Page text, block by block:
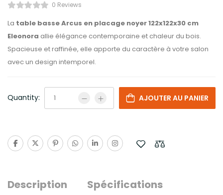
0 Reviews
La table basse Arcus en placage noyer 122x122x30 cm
Eleonora allie élégance contemporaine et chaleur du bois.
Spacieuse et raffinée, elle apporte du caractère à votre salon
avec un design intemporel.
Quantity: AJOUTER AU PANIER
Description
Spécifications